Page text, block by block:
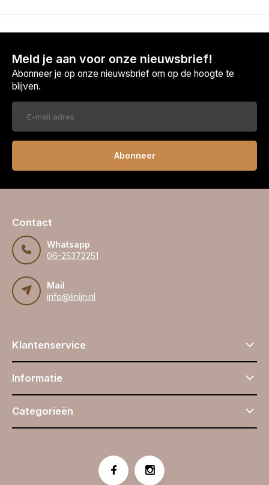
Meld je aan voor onze nieuwsbrief!
Abonneer je op onze nieuwsbrief om op de hoogte te
blijven.
Abonneer
Contact
Whatsapp
06-25372251
Mail
info@linijn.nl
Klantenservice
Informatie
Categorieën